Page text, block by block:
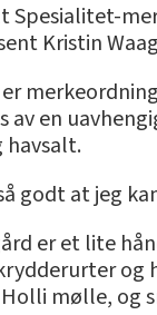
Spesialitet-
Kristin
av en
havsalt.
godt at jeg
er et lite
og
mølle, og